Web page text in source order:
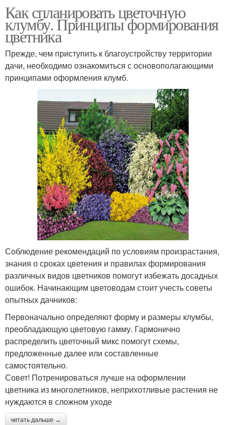
Как спланировать цветочную
клумбу. Принципы формирования
цветника
Прежде, чем приступить к благоустройству территории
дачи, необходимо ознакомиться с основополагающими
принципами оформления клумб.
Соблюдение рекомендаций по условиям произрастания,
знания о сроках цветения и правилах формирования
различных видов цветников помогут избежать досадных
ошибок. Начинающим цветоводам стоит учесть советы
опытных дачников:
Первоначально определяют форму и размеры клумбы,
преобладающую цветовую гамму. Гармонично
распределить цветочный микс помогут схемы,
предложенные далее или составленные
самостоятельно.
​Совет! Потренироваться лучше на оформлении
цветника из многолетников, неприхотливые растения не
нуждаются в сложном уходе
читать дальше →